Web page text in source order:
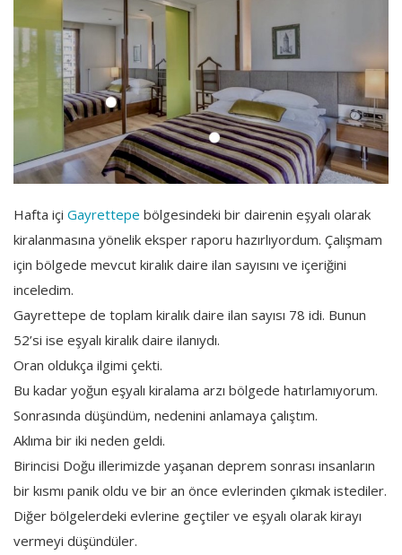
Hafta içi Gayrettepe bölgesindeki bir dairenin eşyalı olarak
kiralanmasına yönelik eksper raporu hazırlıyordum. Çalışmam
için bölgede mevcut kiralık daire ilan sayısını ve içeriğini
inceledim.
Gayrettepe de toplam kiralık daire ilan sayısı 78 idi. Bunun
52’si ise eşyalı kiralık daire ilanıydı.
Oran oldukça ilgimi çekti.
Bu kadar yoğun eşyalı kiralama arzı bölgede hatırlamıyorum.
Sonrasında düşündüm, nedenini anlamaya çalıştım.
Aklıma bir iki neden geldi.
Birincisi Doğu illerimizde yaşanan deprem sonrası insanların
bir kısmı panik oldu ve bir an önce evlerinden çıkmak istediler.
Diğer bölgelerdeki evlerine geçtiler ve eşyalı olarak kirayı
vermeyi düşündüler.